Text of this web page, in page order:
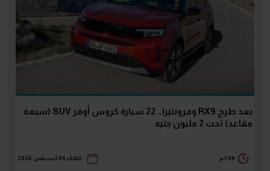
بعد طرح RX9 وفرونتيرا.. 22 سيارة كروس أوفر SUV (سبعة
مقاعد) تحت 2 مليون جنيه
1:04 م الثلاثاء 04 أغسطس 2026